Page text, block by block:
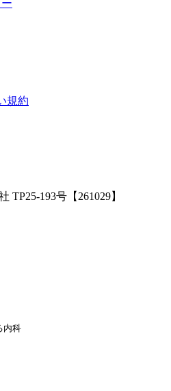
規約
193号【261029】
内科